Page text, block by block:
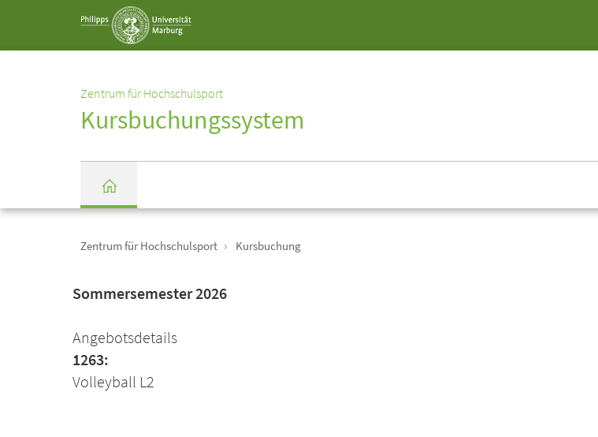
Zentrum für Hochschulsport
Kursbuchungssystem
Navigation
Zentrum für Hochschulsport Kursbuchung
Sommersemester 2026
Angebotsdetails
1263:
Volleyball L2